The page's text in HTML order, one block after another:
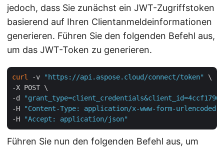
jedoch, dass Sie zunächst ein JWT-Zugriffstoken
basierend auf Ihren Clientanmeldeinformationen
generieren. Führen Sie den folgenden Befehl aus,
um das JWT-Token zu generieren.
curl -v "https://api.aspose.cloud/connect/token"
\
-X POST \
-d
"grant_type=client_credentials&client_id=4ccf1790-
-H
"Content-Type: application/x-www-form-urlencoded"
-H
"Accept: application/json"
Führen Sie nun den folgenden Befehl aus, um